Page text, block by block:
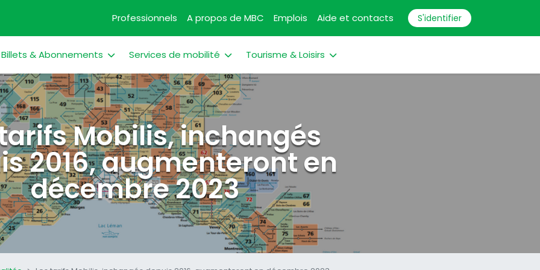
Professionnels A propos de MBC Emplois Aide et contacts S'identifier
Billets & Abonnements Services de mobilité Tourisme & Loisirs
Mobilis, inchangés
2016, augmenteront en
décembre 2023